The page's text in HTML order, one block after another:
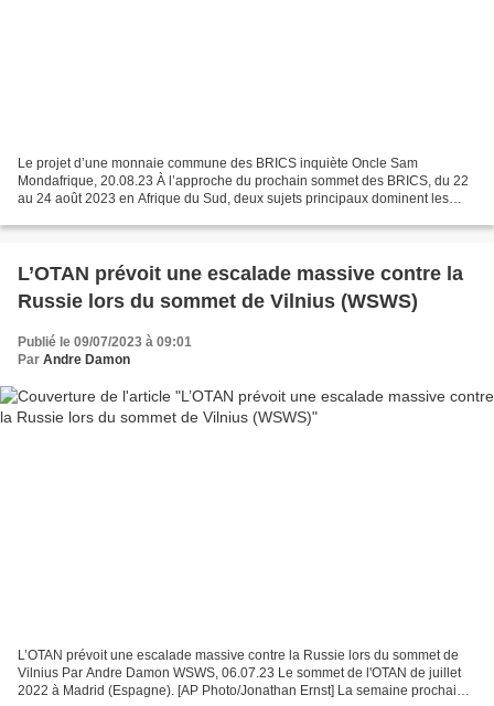
Le projet d’une monnaie commune des BRICS inquiète Oncle Sam
Mondafrique, 20.08.23 À l’approche du prochain sommet des BRICS, du 22
au 24 août 2023 en Afrique du Sud, deux sujets principaux dominent les
L’OTAN prévoit une escalade massive contre la
Russie lors du sommet de Vilnius (WSWS)
Publié le 09/07/2023 à 09:01
Par Andre Damon
L’OTAN prévoit une escalade massive contre la Russie lors du sommet de
Vilnius Par Andre Damon WSWS, 06.07.23 Le sommet de l'OTAN de juillet
2022 à Madrid (Espagne). [AP Photo/Jonathan Ernst] La semaine prochaine,